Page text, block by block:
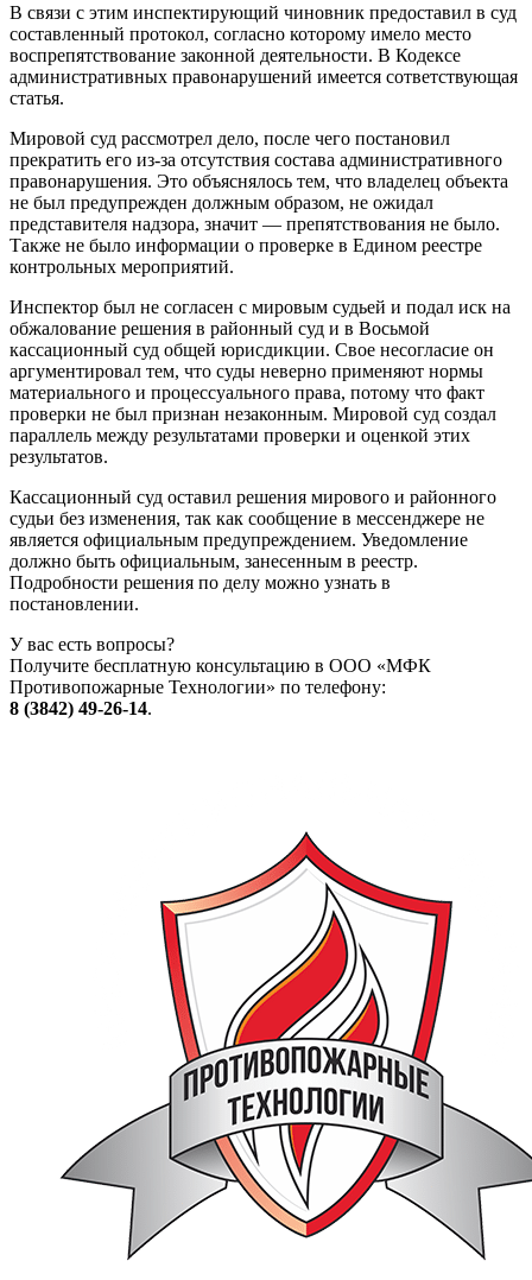
В связи с этим инспектирующий чиновник предоставил в суд
составленный протокол, согласно которому имело место
воспрепятствование законной деятельности. В Кодексе
административных правонарушений имеется сответствующая
статья.
Мировой суд рассмотрел дело, после чего постановил
прекратить его из-за отсутствия состава административного
правонарушения. Это объяснялось тем, что владелец объекта
не был предупрежден должным образом, не ожидал
представителя надзора, значит — препятствования не было.
Также не было информации о проверке в Едином реестре
контрольных мероприятий.
Инспектор был не согласен с мировым судьей и подал иск на
обжалование решения в районный суд и в Восьмой
кассационный суд общей юрисдикции. Свое несогласие он
аргументировал тем, что суды неверно применяют нормы
материального и процессуального права, потому что факт
проверки не был признан незаконным. Мировой суд создал
параллель между результатами проверки и оценкой этих
результатов.
Кассационный суд оставил решения мирового и районного
судьи без изменения, так как сообщение в мессенджере не
является официальным предупреждением. Уведомление
должно быть официальным, занесенным в реестр.
Подробности решения по делу можно узнать в
постановлении.
У вас есть вопросы?
Получите бесплатную консультацию в ООО «МФК
Противопожарные Технологии» по телефону:
8 (3842) 49-26-14.